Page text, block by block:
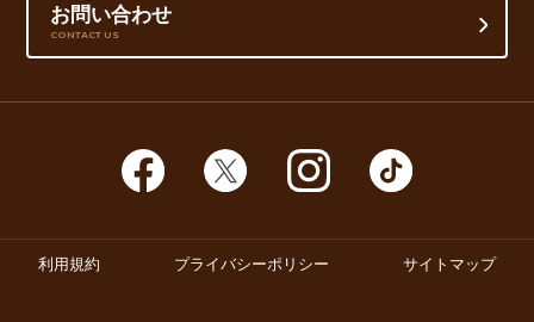
お問い合わせ
CONTACT US
利用規約 プライバシーポリシー サイトマップ